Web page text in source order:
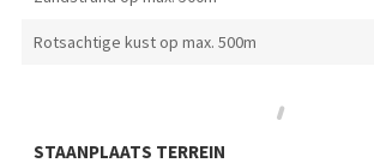
Rotsachtige kust op max. 500m
STAANPLAATS TERREIN